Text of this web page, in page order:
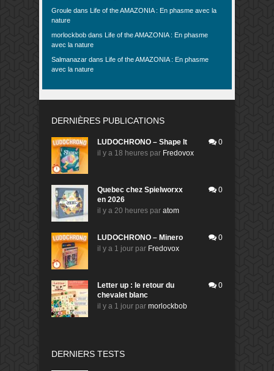
Groule dans Life of the AMAZONIA : En phasme avec la
nature
morlockbob dans Life of the AMAZONIA : En phasme
avec la nature
Salmanazar dans Life of the AMAZONIA : En phasme
avec la nature
DERNIÈRES PUBLICATIONS
LUDOCHRONO – Shape It
il y a 18 heures par Fredovox
0
Quebec chez Spielworxx
en 2026
il y a 20 heures par atom
0
LUDOCHRONO – Minero
il y a 1 jour par Fredovox
0
Letter up : le retour du
chevalet blanc
il y a 1 jour par morlockbob
0
DERNIERS TESTS